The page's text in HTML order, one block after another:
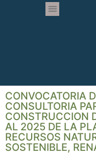
CONVOCATORIA
CONSULTORIA
CONSTRUCCION
AL 2025 DE LA
RECURSOS
SOSTENIBLE,